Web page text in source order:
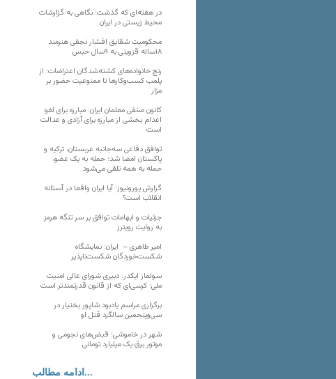
در هفته‌ای که گذشت؛ نگاهی به گزارشات
محیط زیستی در ایران
محکومیت شقایق افشار نجفی هنرمند
۱۸ساله قزوینی به ۹سال حبس
رنج خانواده‌های کشته‌شدگان اعتراضات؛ از
پلمب کسب‌وکارها تا ممنوعیت حضور بر
مزار
کانون صنفی معلمان ایران: مبارزه برای لغو
اعدام بخشی از مبارزه برای آزادی و عدالت
است
توافق دفاعی سه‌جانبه عربستان، ترکیه و
پاکستان امضا شد؛ حمله به یک عضو،
حمله به همه تلقی می‌شود
گزارش یورونیوز؛ آیا ایران واقعا در آستانه
انقلاب است؟
جزئیات و ابهامات توافق بر سر تنگه هرمز
به روایت رویترز
امیر طاهری – ایران: نمایشگاه
شکست‌خوردگان شکست‌ناپذیر
سولماز ایکدر: دبیری شورای عالی امنیت
ملی؛ کرسی‌ای که از قانون قدرتمندتر است
برگزاری مراسم یادبود شاپور بختیار در
سی‌وپنجمین سالگرد قتل او
شهر در خاموشی؛ قبض‌های نجومی و
موتور برق یک میلیارد تومانی
ادامه مطالب...